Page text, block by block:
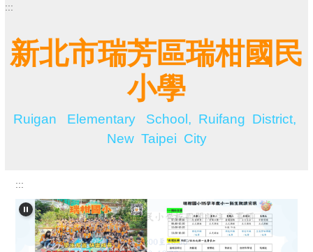
跳
主
要
內
:::
新北市瑞芳區瑞柑國民
小學
Ruigan Elementary School, Ruifang District,
New Taipei City
:::